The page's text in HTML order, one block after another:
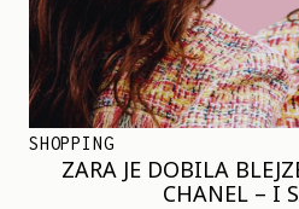
SHOPPING
ZARA JE DOBILA
CHANEL – I